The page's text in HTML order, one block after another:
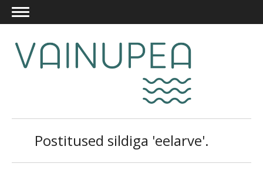
Postitused sildiga 'eelarve'.